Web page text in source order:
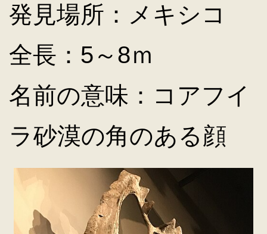
発見場所：メキシコ
全長：5～8ｍ
名前の意味：コアフイ
ラ砂漠の角のある顔